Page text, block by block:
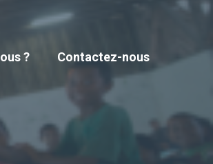
? Contactez-nous